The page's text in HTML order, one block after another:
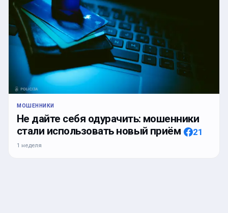
МОШЕННИКИ
Не дайте себя одурачить: мошенники
стали использовать новый приём
21
1 неделя